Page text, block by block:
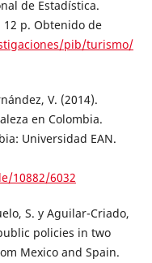
de Estadística.
p. Obtenido de
pib/turismo/
V. (2014).
en Colombia.
Universidad EAN.
10882/6032
S. y Aguilar-Criado,
policies in two
Mexico and Spain.